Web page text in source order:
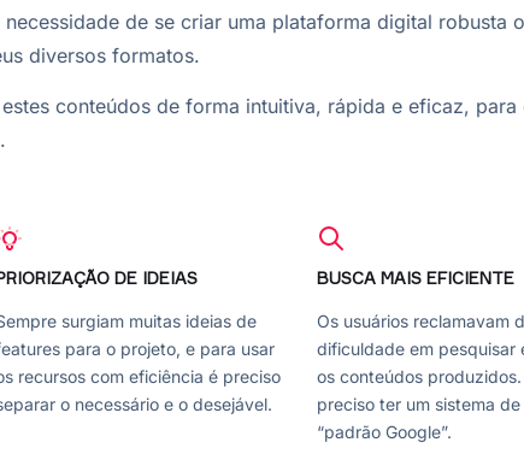
de se criar uma plataforma digital robusta
diversos formatos.
conteúdos de forma intuitiva, rápida e eficaz,
DE IDEIAS
surgiam muitas ideias de
para o projeto, e para usar
recursos com eficiência é preciso
o necessário e o desejável.
BUSCA MAIS EFICIENTE
Os usuários reclamavam
dificuldade em pesquisar
os conteúdos produzidos.
preciso ter um sistema
“padrão Google”.